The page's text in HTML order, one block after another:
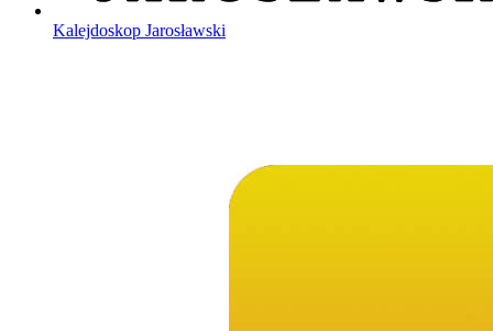
Kalejdoskop Jarosławski